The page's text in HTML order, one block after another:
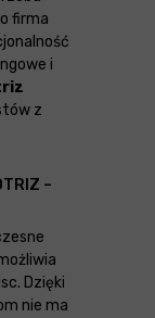
firma
i
z
–
Dzięki
nie ma